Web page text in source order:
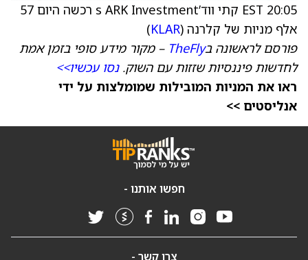
20:05 EST קתי ווד’s ARK Investment רכשה היום 57
אלף מניות של קלרנה (KLAR
)
פורסם לראשונה בTheFly – מקור מידע סופי בזמן אמת
לחדשות פיננסיות שזזות עם השוק.נסו עכשיו>>
ראו את המניות המובילות שמומלצות על ידי
אנליסטים >>
חפשו אותנו -
צרו קשר -